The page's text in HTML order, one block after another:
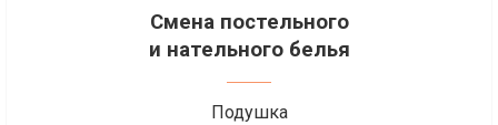
Смена постельного
и нательного белья
Подушка